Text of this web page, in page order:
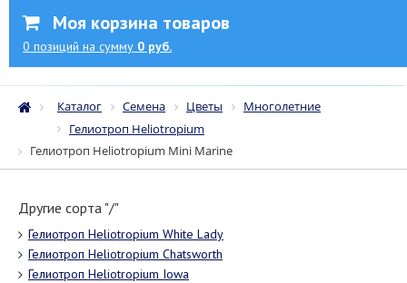
Моя корзина товаров
0 позиций на сумму 0 руб.
Каталог Семена Цветы
Многолетние
Гелиотроп Heliotropium
Гелиотроп Heliotropium Mini Marine
Другие сорта "/"
Гелиотроп Heliotropium White Lady
Гелиотроп Heliotropium Chatsworth
Гелиотроп Heliotropium Iowa